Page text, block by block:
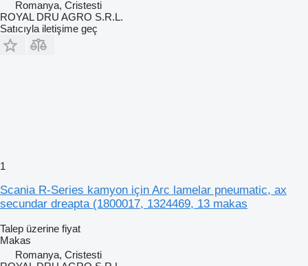
Romanya, Cristesti
ROYAL DRU AGRO S.R.L.
Satıcıyla iletişime geç
1
Scania R-Series kamyon için Arc lamelar pneumatic, ax
secundar dreapta (1800017, 1324469, 13 makas
Talep üzerine fiyat
Makas
Romanya, Cristesti